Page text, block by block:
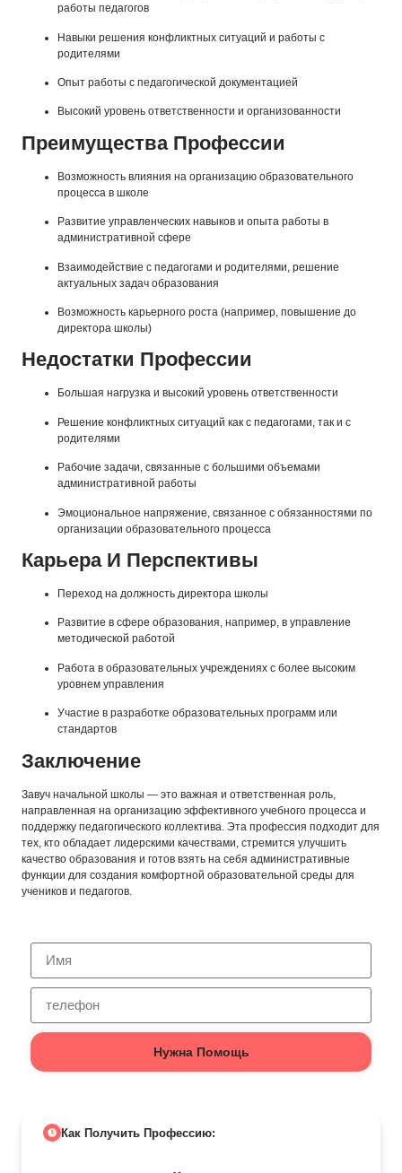
работы педагогов
Навыки решения конфликтных ситуаций и работы с
родителями
Опыт работы с педагогической документацией
Высокий уровень ответственности и организованности
Преимущества Профессии
Возможность влияния на организацию образовательного
процесса в школе
Развитие управленческих навыков и опыта работы в
административной сфере
Взаимодействие с педагогами и родителями, решение
актуальных задач образования
Возможность карьерного роста (например, повышение до
директора школы)
Недостатки Профессии
Большая нагрузка и высокий уровень ответственности
Решение конфликтных ситуаций как с педагогами, так и с
родителями
Рабочие задачи, связанные с большими объемами
административной работы
Эмоциональное напряжение, связанное с обязанностями по
организации образовательного процесса
Карьера И Перспективы
Переход на должность директора школы
Развитие в сфере образования, например, в управление
методической работой
Работа в образовательных учреждениях с более высоким
уровнем управления
Участие в разработке образовательных программ или
стандартов
Заключение
Завуч начальной школы — это важная и ответственная роль,
направленная на организацию эффективного учебного процесса и
поддержку педагогического коллектива. Эта профессия подходит для
тех, кто обладает лидерскими качествами, стремится улучшить
качество образования и готов взять на себя административные
функции для создания комфортной образовательной среды для
учеников и педагогов.
Нужна Помощь
Как Получить Профессию: